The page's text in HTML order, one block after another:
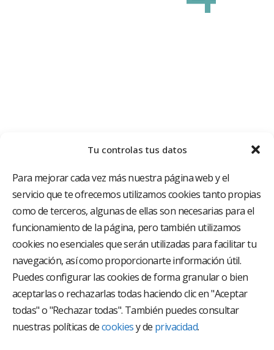
Tu controlas tus datos
Para mejorar cada vez más nuestra página web y el
servicio que te ofrecemos utilizamos cookies tanto propias
como de terceros, algunas de ellas son necesarias para el
funcionamiento de la página, pero también utilizamos
cookies no esenciales que serán utilizadas para facilitar tu
navegación, así como proporcionarte información útil.
Puedes configurar las cookies de forma granular o bien
aceptarlas o rechazarlas todas haciendo clic en "Aceptar
todas" o "Rechazar todas". También puedes consultar
nuestras políticas decookiesy de privacidad.
El Grupo Hospitalario HLA es uno de los proveedores
hospitalarios con mayor presencia en España, creado
con el objetivo de proporcionar el acceso a una
asistencia sanitaria de alto nivel. Nuestra red asistencial
está compuesta por 18 hospitales y 37 centros médicos
multiespecialidad.
Síguenos en